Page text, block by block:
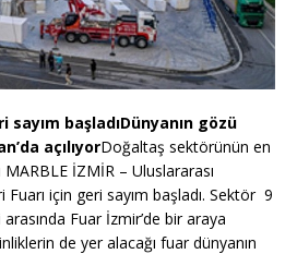
sayım başladıDünyanın gözü
açılıyorDoğaltaş sektörünün en
İZMİR – Uluslararası
için geri sayım başladı. Sektör 9
Fuar İzmir’de bir araya
de yer alacağı fuar dünyanın